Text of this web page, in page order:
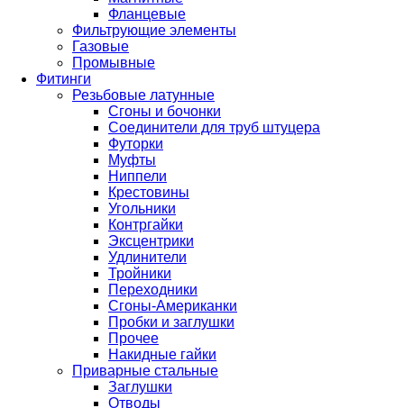
Фланцевые
Фильтрующие элементы
Газовые
Промывные
Фитинги
Резьбовые латунные
Сгоны и бочонки
Соединители для труб штуцера
Футорки
Муфты
Ниппели
Крестовины
Угольники
Контргайки
Эксцентрики
Удлинители
Тройники
Переходники
Сгоны-Американки
Пробки и заглушки
Прочее
Накидные гайки
Приварные стальные
Заглушки
Отводы